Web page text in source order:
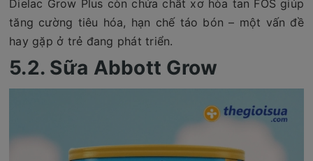
Dielac Grow Plus còn chứa chất xơ hòa tan FOS giúp
tăng cường tiêu hóa, hạn chế táo bón – một vấn đề
hay gặp ở trẻ đang phát triển.
5.2. Sữa Abbott Grow